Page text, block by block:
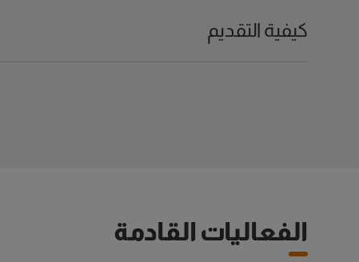
كيفية التقديم
الفعاليات القادمة